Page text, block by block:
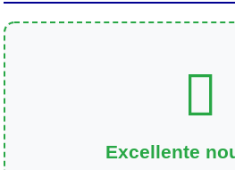
Excellente